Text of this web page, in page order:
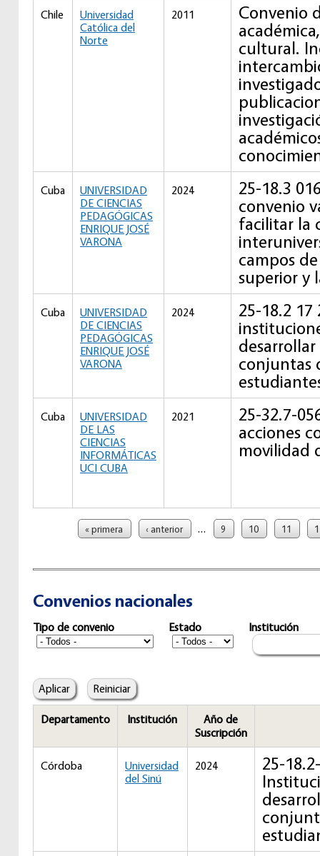
Chile
Universidad
Católica del
Norte
2011
Convenio
cultural.
Cuba
UNIVERSIDAD
DE CIENCIAS
PEDAGÓGICAS
ENRIQUE JOSÉ
VARONA
2024
25-18.3
convenio
facilitar la
campos
superior y
Cuba
UNIVERSIDAD
DE CIENCIAS
PEDAGÓGICAS
ENRIQUE JOSÉ
VARONA
2024
25-18.2 17
desarrollar
conjuntas
Cuba
UNIVERSIDAD
DE LAS
CIENCIAS
INFORMÁTICAS
UCI CUBA
2021
25-32.7-
acciones
movilidad
Páginas« primera ‹ anterior … 9 10 11
Convenios nacionales
Tipo de convenio Estado Institución
Departamento Institución
Año de
Suscripción
Córdoba
Universidad
del Sinú
2024
25-